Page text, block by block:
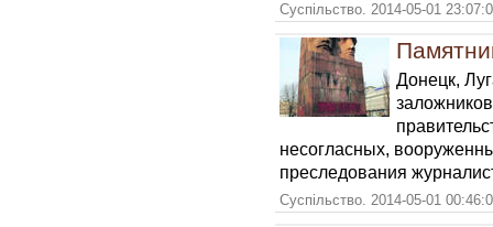
Суспільство. 2014-05-01
Донецк,
несогласных,
преследования
Суспільство. 2014-05-01